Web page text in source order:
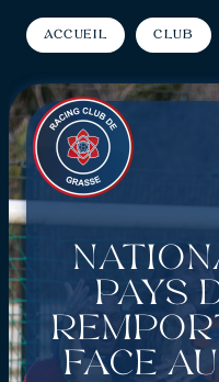
Accueil Club
Pays
face